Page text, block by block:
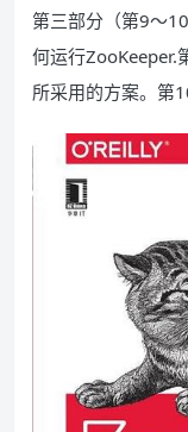
第三部分（第9～
何运行ZooKeeper.
所采用的方案。第